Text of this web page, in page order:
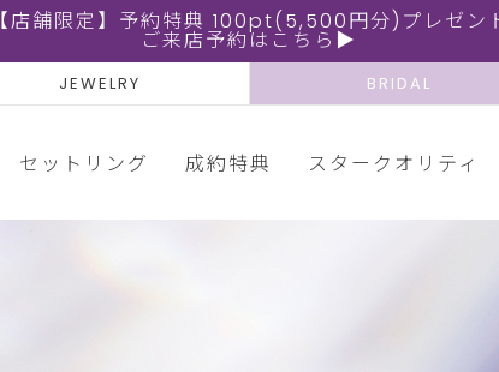
【店舗限定】予約特典 100pt(5,500円分)プレゼン
ご来店予約はこちら▶
JEWELRY BRIDAL
セットリング 成約特典 スタークオリティ